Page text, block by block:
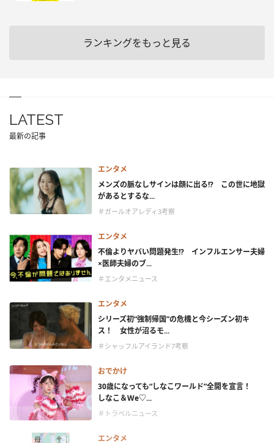
ランキングをもっと見る
LATEST
最新の記事
エンタメ
メンズの脈なしサインは顔に出る!? この世に地獄
があるとするな...
＃ガールオアレディ3考察
エンタメ
不倫よりヤバい問題発生!? インフルエンサー夫婦
×医師夫婦のブ...
＃エンタメニュース
エンタメ
シリーズ初“強制帰国”の危機と今シーズン初キ
ス！ 女性が沼るモ...
＃シャッフルアイランド7考察
おでかけ
30歳になっても“しなこワールド”全開を宣言！
しなこ＆We♡...
＃トラベルニュース
エンタメ